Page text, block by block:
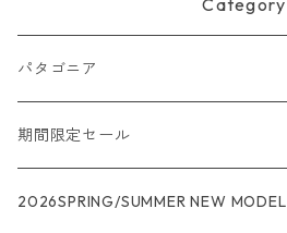
Category
パタゴニア
メンズ
R1
ウィメンズ
期間限定セール
★★★
2026SPRING/SUMMER NEW MODEL